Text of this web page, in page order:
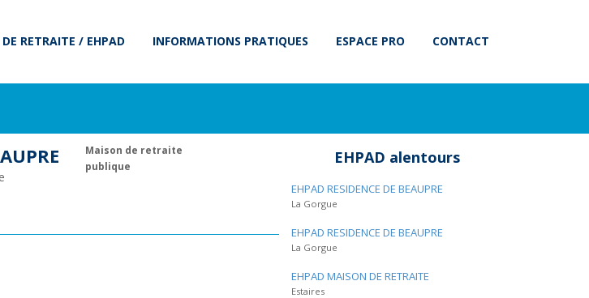
RETRAITE / EHPAD INFORMATIONS PRATIQUES ESPACE PRO CONTACT
Maison de retraite
publique
EHPAD alentours
EHPAD RESIDENCE DE BEAUPRE
La Gorgue
EHPAD RESIDENCE DE BEAUPRE
La Gorgue
EHPAD MAISON DE RETRAITE
Estaires